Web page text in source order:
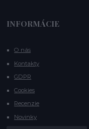
INFORMÁCIE
O nás
Kontakty
GDPR
Cookies
Recenzie
Novinky